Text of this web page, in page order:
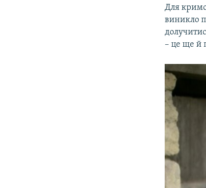
Для
виникло
– це ще й